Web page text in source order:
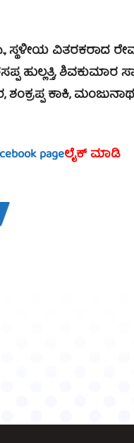
ವಿತರಕರಾದ
ಹುಲ್ಲತ್ತಿ, ಶಿವಕುಮಾರ
ಕಾಕಿ, ಮಂಜುನಾಥ
pageಲೈಕ್ ಮಾಡಿ